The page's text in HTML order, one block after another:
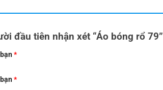
đầu tiên nhận xét “Áo bóng rổ 79”
*
*